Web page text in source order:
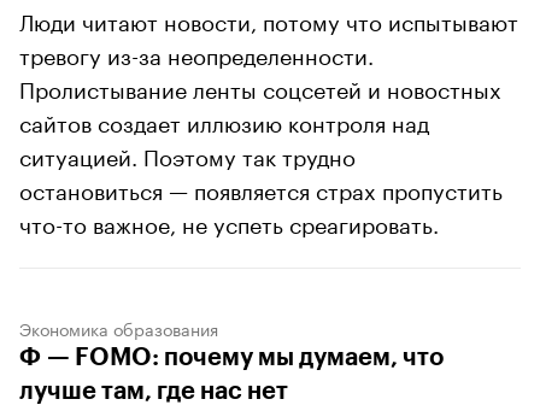
Люди читают новости, потому что испытывают
тревогу из-за неопределенности.
Пролистывание ленты соцсетей и новостных
сайтов создает иллюзию контроля над
ситуацией. Поэтому так трудно
остановиться — появляется страх пропустить
что-то важное, не успеть среагировать.
Экономика образования
Ф — FOMO: почему мы думаем, что
лучше там, где нас нет